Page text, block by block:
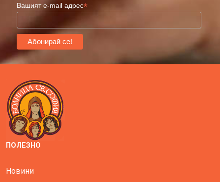
Вашият e-mail адрес*
ПОЛЕЗНО
Новини